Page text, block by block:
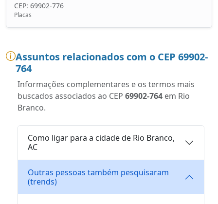
CEP: 69902-776
Placas
Assuntos relacionados com o CEP 69902-
764
Informações complementares e os termos mais
buscados associados ao CEP 69902-764 em Rio
Branco.
Como ligar para a cidade de Rio Branco,
AC
Outras pessoas também pesquisaram
(trends)